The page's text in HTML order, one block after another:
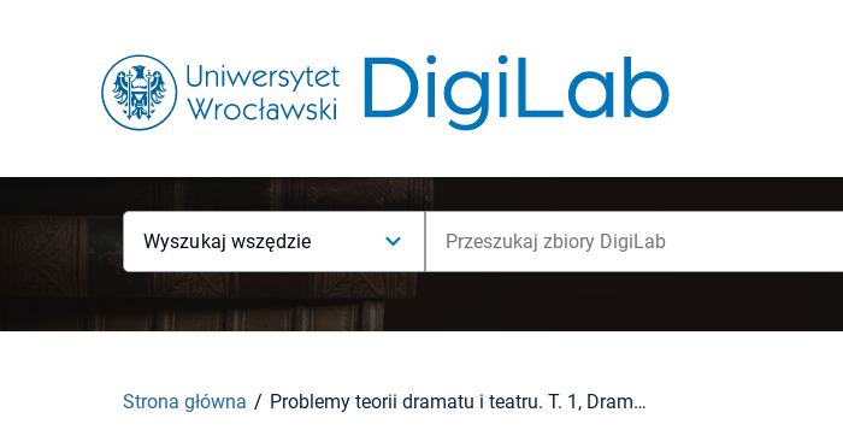
Wyszukaj wszędzie
Strona główna Problemy teorii dramatu i teatru. T. 1, Dramat. T. 2, Teatr